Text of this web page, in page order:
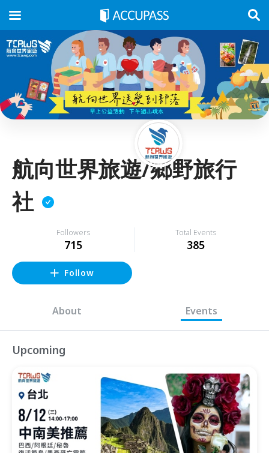
航向世界旅遊/鄉野旅行
社
Followers
715
Total Events
385
Follow
About Events
Upcoming